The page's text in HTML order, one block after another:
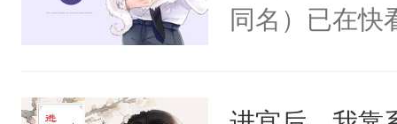
同名）已在快